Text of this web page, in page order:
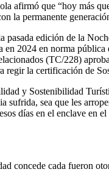
que “hoy más
la permanente
edición de la
2024 en norma
(TC/228)
regir la certificación de
y Sostenibilidad
sea que les
días en el enclave
cada fueron